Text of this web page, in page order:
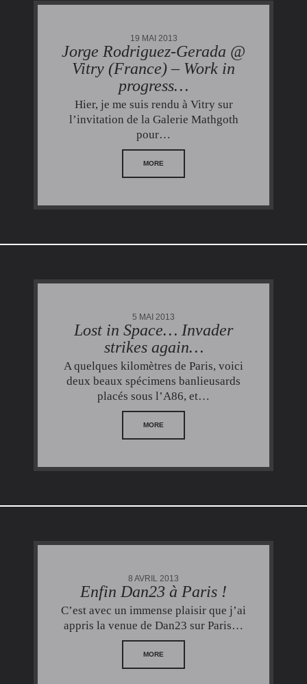
19 MAI 2013
Jorge Rodriguez-Gerada @
Vitry (France) – Work in
progress…
Hier, je me suis rendu à Vitry sur
l’invitation de la Galerie Mathgoth
pour…
MORE
5 MAI 2013
Lost in Space… Invader
strikes again…
A quelques kilomètres de Paris, voici
deux beaux spécimens banlieusards
placés sous l’A86, et…
MORE
8 AVRIL 2013
Enfin Dan23 à Paris !
C’est avec un immense plaisir que j’ai
appris la venue de Dan23 sur Paris…
MORE